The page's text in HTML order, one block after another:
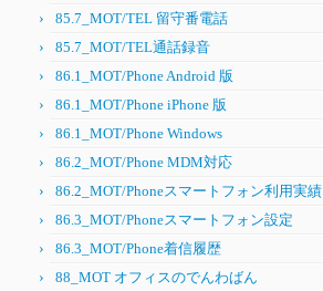
85.7_MOT/TEL 留守番電話
85.7_MOT/TEL通話録音
86.1_MOT/Phone Android 版
86.1_MOT/Phone iPhone 版
86.1_MOT/Phone Windows
86.2_MOT/Phone MDM対応
86.2_MOT/Phoneスマートフォン利用実績
86.3_MOT/Phoneスマートフォン設定
86.3_MOT/Phone着信履歴
88_MOT オフィスのでんわばん